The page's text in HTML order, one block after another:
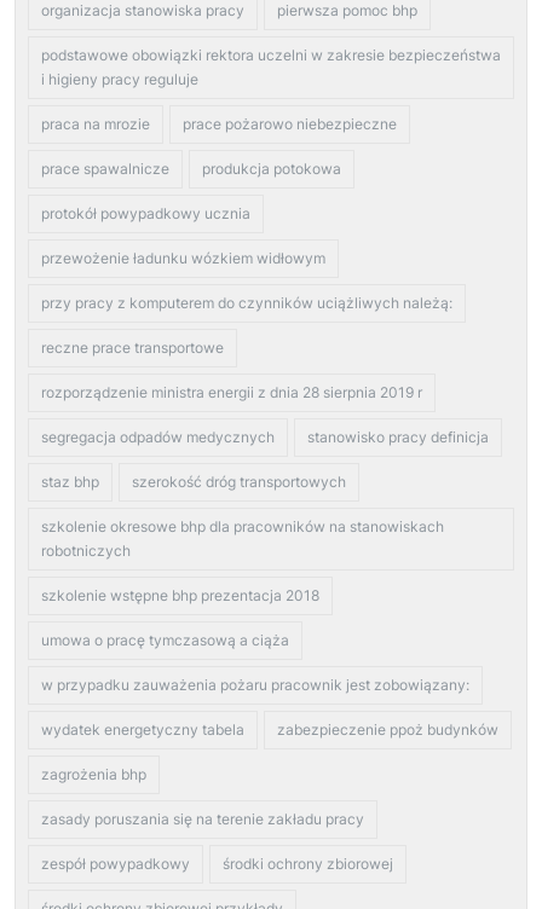
organizacja stanowiska pracy pierwsza pomoc bhp
podstawowe obowiązki rektora uczelni w zakresie bezpieczeństwa
i higieny pracy reguluje
praca na mrozie prace pożarowo niebezpieczne
prace spawalnicze produkcja potokowa
protokół powypadkowy ucznia
przewożenie ładunku wózkiem widłowym
przy pracy z komputerem do czynników uciążliwych należą:
reczne prace transportowe
rozporządzenie ministra energii z dnia 28 sierpnia 2019 r
segregacja odpadów medycznych stanowisko pracy definicja
staz bhp szerokość dróg transportowych
szkolenie okresowe bhp dla pracowników na stanowiskach
robotniczych
szkolenie wstępne bhp prezentacja 2018
umowa o pracę tymczasową a ciąża
w przypadku zauważenia pożaru pracownik jest zobowiązany:
wydatek energetyczny tabela zabezpieczenie ppoż budynków
zagrożenia bhp
zasady poruszania się na terenie zakładu pracy
zespół powypadkowy środki ochrony zbiorowej